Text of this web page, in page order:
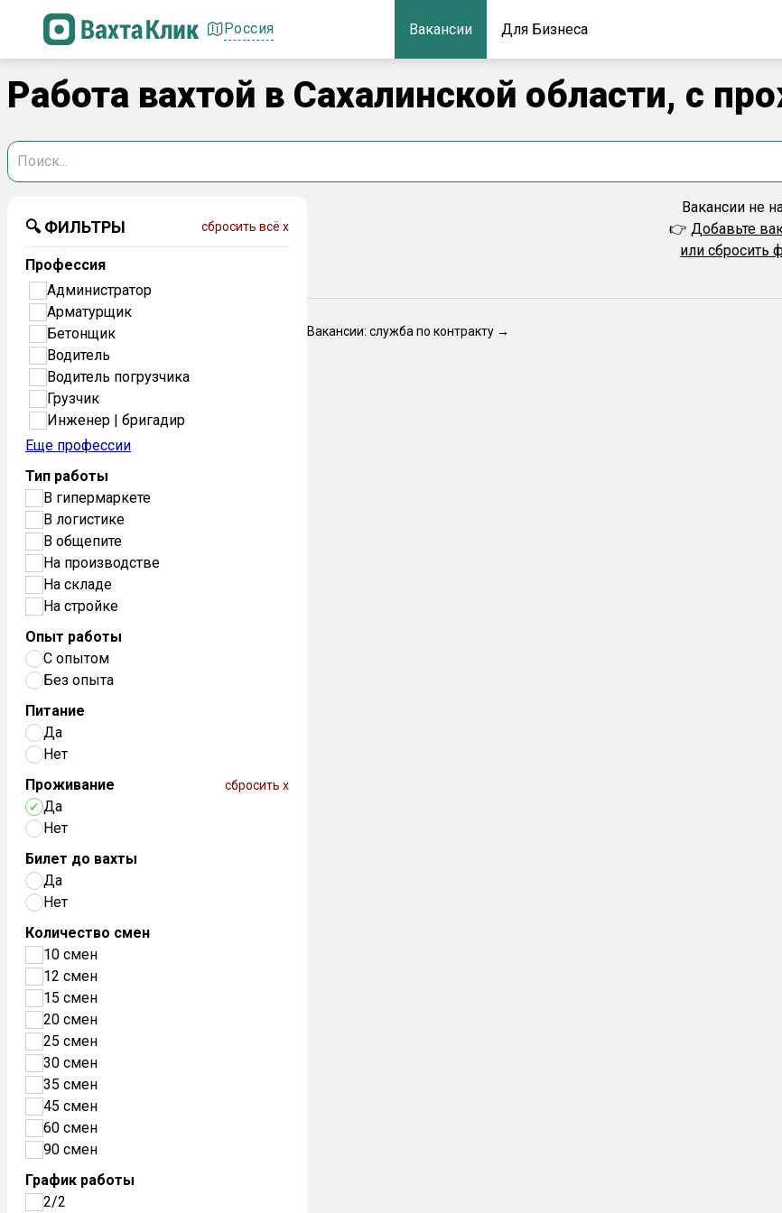
Россия Вакансии Для Бизнеса
Работа вахтой в Сахалинской области, с
🔍 ФИЛЬТРЫ сбросить всё x
Профессия
Администратор
Арматурщик
Бетонщик
Водитель
Водитель погрузчика
Грузчик
Инженер | бригадир
Еще профессии
Тип работы
В гипермаркете
В логистике
В общепите
На производстве
На складе
На стройке
Опыт работы
С опытом
Без опыта
Питание
Да
Нет
Проживание
сбросить x
Да
Нет
Билет до вахты
Да
Нет
Количество смен
10 смен
12 смен
15 смен
20 смен
25 смен
30 смен
35 смен
45 смен
60 смен
90 смен
График работы
2/2
Вакансии не
👉 Добавьте
или сбросить
Вакансии: служба по контракту →